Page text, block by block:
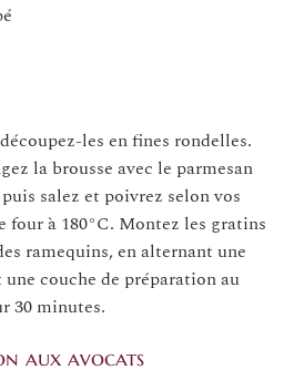
les en fines rondelles.
la brousse avec le parmesan
salez et poivrez selon vos
four à 180°C. Montez les gratins
ramequins, en alternant une
couche de préparation au
30 minutes.
aux avocats